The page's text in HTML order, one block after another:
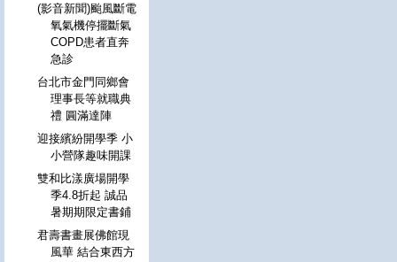
(影音新聞)颱風斷電
氧氣機停擺斷氣
COPD患者直奔
急診
台北市金門同鄉會
理事長等就職典
禮 圓滿達陣
迎接繽紛開學季 小
小營隊趣味開課
雙和比漾廣場開學
季4.8折起 誠品
暑期期限定書鋪
君壽書畫展佛館現
風華 結合東西方